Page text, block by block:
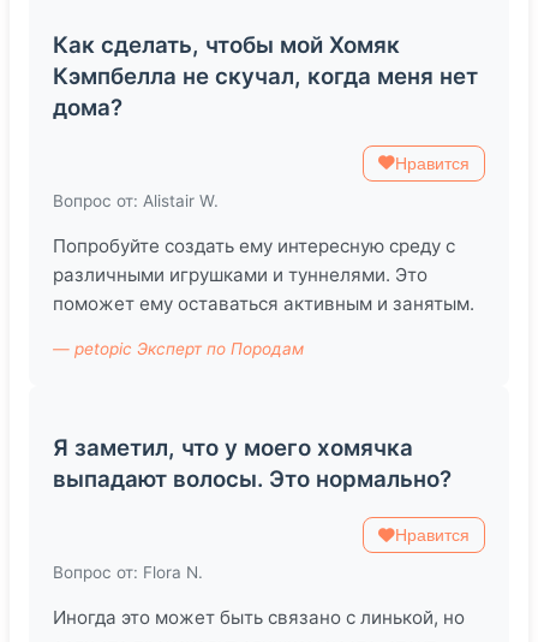
Как сделать, чтобы мой Хомяк
Кэмпбелла не скучал, когда меня нет
дома?
Нравится
Вопрос от: Alistair W.
Попробуйте создать ему интересную среду с
различными игрушками и туннелями. Это
поможет ему оставаться активным и занятым.
— petopic Эксперт по Породам
Я заметил, что у моего хомячка
выпадают волосы. Это нормально?
Нравится
Вопрос от: Flora N.
Иногда это может быть связано с линькой, но